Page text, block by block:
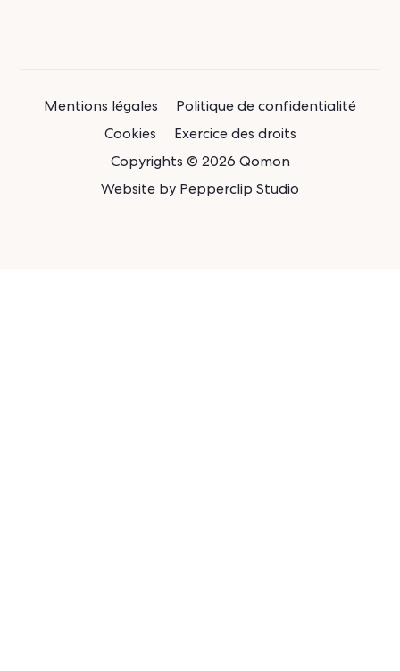
Mentions légales
Politique de confidentialité
Cookies
Exercice des droits
Copyrights © 2026 Qomon
Website by Pepperclip Studio